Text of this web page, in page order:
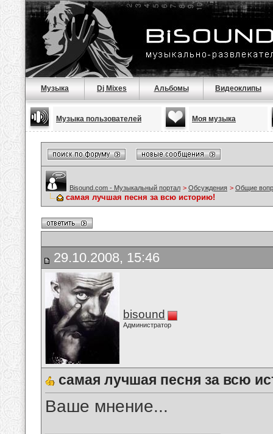
Музыка Dj Mixes Альбомы Видеоклипы
Музыка пользователей Моя музыка
Bisound.com - Музыкальный портал > Обсуждения > Общие
самая лучшая песня за всю историю!
29.10.2008, 15:46
bisound
Администратор
самая лучшая песня за всю
Ваше мнение...